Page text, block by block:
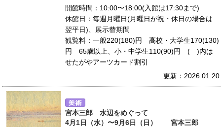
開館時間：10:00〜18:00(入館は17:30まで)
休館日：毎週月曜日(月曜日が祝・休日の場合は
翌平日)、展示替期間
観覧料：一般220(180)円 高校・大学生170(130)
円 65歳以上、小・中学生110(90)円 ( )内は
せたがやアーツカード割引
更新：2026.01.20
宮本三郎 水辺をめぐって
4月1日（水）〜9月6日（日） 宮本三郎